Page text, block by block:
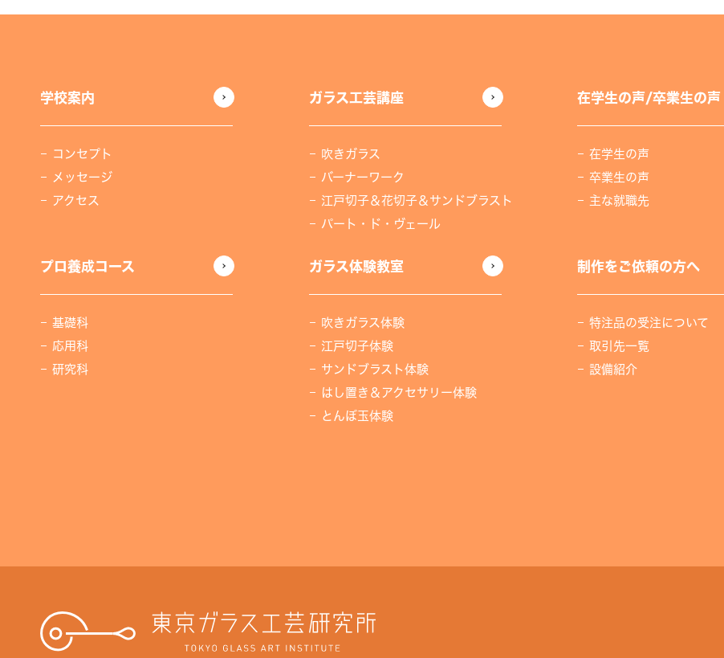
学校案内
コンセプト
メッセージ
アクセス
プロ養成コース
基礎科
応用科
研究科
ガラス工芸講座
吹きガラス
バーナーワーク
江戸切子＆花切子＆サンドブラスト
パート・ド・ヴェール
ガラス体験教室
吹きガラス体験
江戸切子体験
サンドブラスト体験
はし置き＆アクセサリー体験
とんぼ玉体験
在学生の声/卒業生の声
在学生の声
卒業生の声
主な就職先
制作をご依頼の方へ
特注品の受注について
取引先一覧
設備紹介